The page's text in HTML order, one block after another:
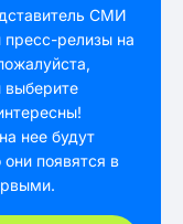
СМИ
пресс-релизы на
выберите
нее будут
появятся в